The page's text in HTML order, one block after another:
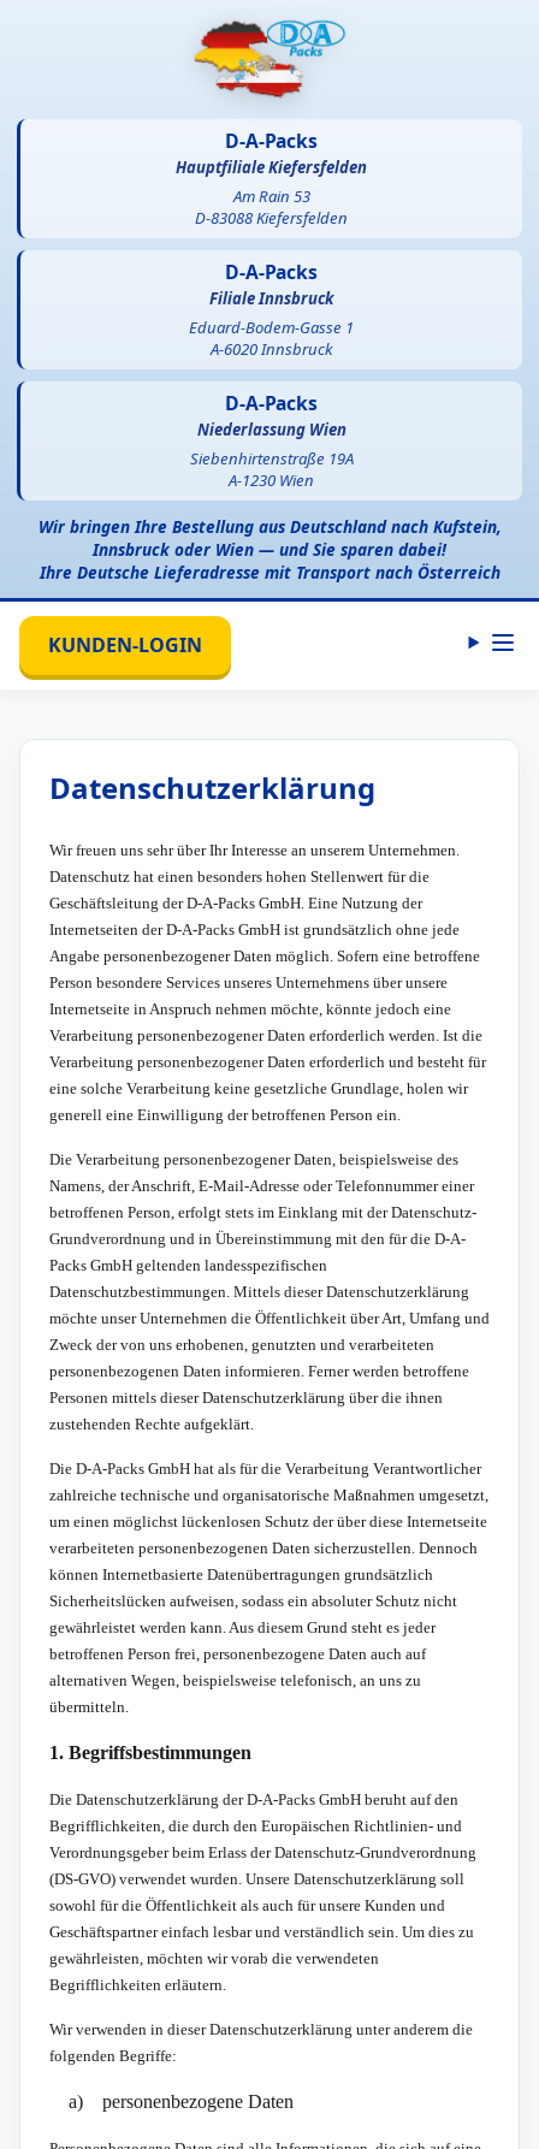
D-A-Packs
Hauptfiliale Kiefersfelden
Am Rain 53
D-83088 Kiefersfelden
D-A-Packs
Filiale Innsbruck
Eduard-Bodem-Gasse 1
A-6020 Innsbruck
D-A-Packs
Niederlassung Wien
Siebenhirtenstraße 19A
A-1230 Wien
Wir bringen Ihre Bestellung aus Deutschland nach Kufstein,
Innsbruck oder Wien — und Sie sparen dabei!
Ihre Deutsche Lieferadresse mit Transport nach Österreich
KUNDEN-LOGIN
Datenschutzerklärung
Wir freuen uns sehr über Ihr Interesse an unserem Unternehmen.
Datenschutz hat einen besonders hohen Stellenwert für die
Geschäftsleitung der D-A-Packs GmbH. Eine Nutzung der
Internetseiten der D-A-Packs GmbH ist grundsätzlich ohne jede
Angabe personenbezogener Daten möglich. Sofern eine betroffene
Person besondere Services unseres Unternehmens über unsere
Internetseite in Anspruch nehmen möchte, könnte jedoch eine
Verarbeitung personenbezogener Daten erforderlich werden. Ist die
Verarbeitung personenbezogener Daten erforderlich und besteht für
eine solche Verarbeitung keine gesetzliche Grundlage, holen wir
generell eine Einwilligung der betroffenen Person ein.
Die Verarbeitung personenbezogener Daten, beispielsweise des
Namens, der Anschrift, E-Mail-Adresse oder Telefonnummer einer
betroffenen Person, erfolgt stets im Einklang mit der Datenschutz-
Grundverordnung und in Übereinstimmung mit den für die D-A-
Packs GmbH geltenden landesspezifischen
Datenschutzbestimmungen. Mittels dieser Datenschutzerklärung
möchte unser Unternehmen die Öffentlichkeit über Art, Umfang und
Zweck der von uns erhobenen, genutzten und verarbeiteten
personenbezogenen Daten informieren. Ferner werden betroffene
Personen mittels dieser Datenschutzerklärung über die ihnen
zustehenden Rechte aufgeklärt.
Die D-A-Packs GmbH hat als für die Verarbeitung Verantwortlicher
zahlreiche technische und organisatorische Maßnahmen umgesetzt,
um einen möglichst lückenlosen Schutz der über diese Internetseite
verarbeiteten personenbezogenen Daten sicherzustellen. Dennoch
können Internetbasierte Datenübertragungen grundsätzlich
Sicherheitslücken aufweisen, sodass ein absoluter Schutz nicht
gewährleistet werden kann. Aus diesem Grund steht es jeder
betroffenen Person frei, personenbezogene Daten auch auf
alternativen Wegen, beispielsweise telefonisch, an uns zu
übermitteln.
1. Begriffsbestimmungen
Die Datenschutzerklärung der D-A-Packs GmbH beruht auf den
Begrifflichkeiten, die durch den Europäischen Richtlinien- und
Verordnungsgeber beim Erlass der Datenschutz-Grundverordnung
(DS-GVO) verwendet wurden. Unsere Datenschutzerklärung soll
sowohl für die Öffentlichkeit als auch für unsere Kunden und
Geschäftspartner einfach lesbar und verständlich sein. Um dies zu
gewährleisten, möchten wir vorab die verwendeten
Begrifflichkeiten erläutern.
Wir verwenden in dieser Datenschutzerklärung unter anderem die
folgenden Begriffe:
a) personenbezogene Daten